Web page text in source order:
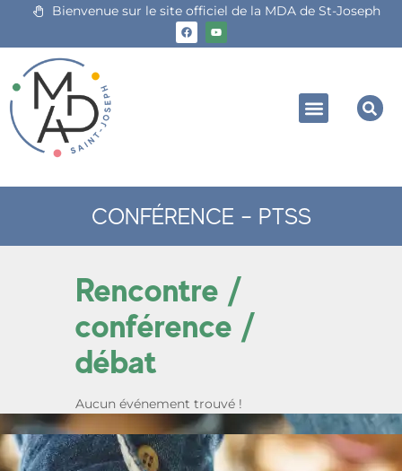
Bienvenue sur le site officiel de la MDA de St-Joseph
CONFÉRENCE – PTSS
Rencontre /
conférence /
débat
Aucun événement trouvé !